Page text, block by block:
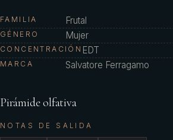
FAMILIA Frutal
GÉNERO Mujer
CONCENTRACIÓN EDT
MARCA Salvatore Ferragamo
Pirámide olfativa
NOTAS DE SALIDA